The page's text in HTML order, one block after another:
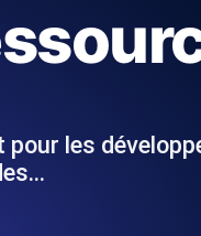
Vérificateur de statut
les